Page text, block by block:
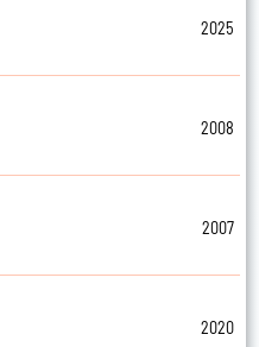
2025
2008
2007
2020